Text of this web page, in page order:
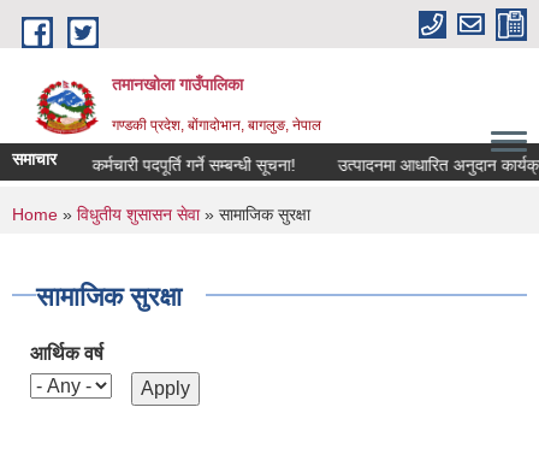
Skip to main content
तमानखोला गाउँपालिका
गण्डकी प्रदेश, बोंगादोभान, बागलुङ, नेपाल
समाचार
सेवाबाट कर्मचारी पदपूर्ति गर्ने सम्बन्धी सूचना! उत्पादनमा आधारित अनुदान
You are here
Home » विधुतीय शुसासन सेवा» सामाजिक सुरक्षा
सामाजिक सुरक्षा
आर्थिक वर्ष